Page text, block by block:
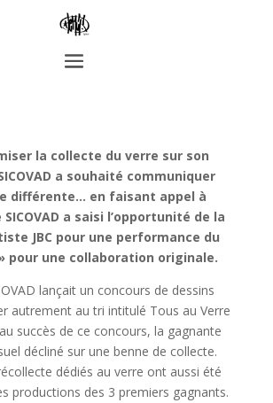
la collecte du verre sur son
a souhaité communiquer
différente… en faisant appel à
SICOVAD a saisi l’opportunité de la
JBC pour une performance du
pour une collaboration originale.
lançait un concours de dessins
autrement au tri intitulé Tous au Verre
succès de ce concours, la gagnante
décliné sur une benne de collecte.
dédiés au verre ont aussi été
productions des 3 premiers gagnants.